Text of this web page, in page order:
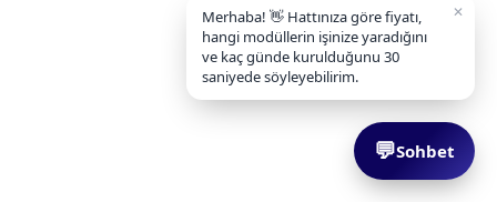
💬Sohbet
Merhaba! 👋 Hattınıza göre fiyatı,
hangi modüllerin işinize yaradığını
ve kaç günde kurulduğunu 30
saniyede söyleyebilirim.
✕